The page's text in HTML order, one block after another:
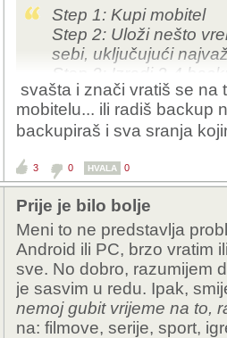
Step 1: Kupi mobitel
Step 2: Uloži nešto
sebi, uključujući
Step 3: Izradi 2-4
Step 4: Svako toliko,
backup
učinit da od svježe-
prijašnje stanje?
Step 5: ne ljuti ljute
svašta i znači vratiš se na
mobitelu... ili radiš backup
backupiraš i sva sranja
3 0 HVALA 0
Prije je bilo bolje
Meni to ne predstavlja
Android ili PC, brzo vratim
sve. No dobro, razumijem
je sasvim u redu. Ipak,
nemoj gubit vrijeme na to,
na: filmove, serije, sport,